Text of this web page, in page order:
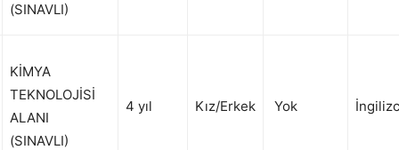
(SINAVLI)
KİMYA
TEKNOLOJİSİ
ALANI
(SINAVLI)
4 yıl Kız/Erkek Yok